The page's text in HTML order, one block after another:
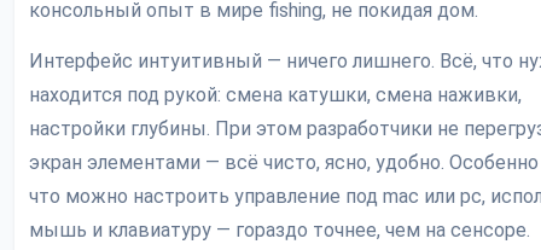
консольный опыт в мире fishing, не покидая дом.
Интерфейс интуитивный — ничего лишнего. Всё, что
находится под рукой: смена катушки, смена наживки,
настройки глубины. При этом разработчики не
экран элементами — всё чисто, ясно, удобно. Особенно
что можно настроить управление под mac или pc,
мышь и клавиатуру — гораздо точнее, чем на сенсоре.